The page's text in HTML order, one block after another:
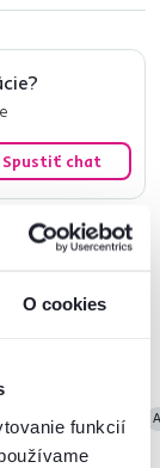
O cookies
funkcií
Spustiť chat
výrobok